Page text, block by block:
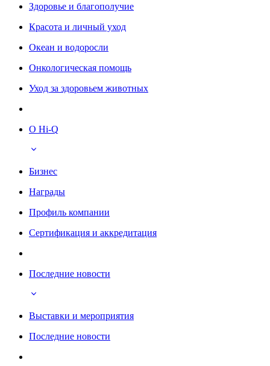
Здоровье и благополучие
Красота и личный уход
Океан и водоросли
Онкологическая помощь
Уход за здоровьем животных
О Hi-Q
Бизнес
Награды
Профиль компании
Сертификация и аккредитация
Последние новости
Выставки и мероприятия
Последние новости